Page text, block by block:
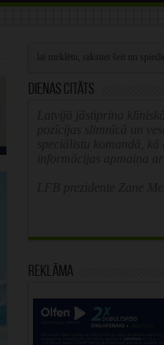
Dienas citāts
Reklāma